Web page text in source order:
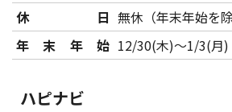
休日 無休（年末年始を除
年末年始 12/30(木)～1/3(月)
ハピナビ